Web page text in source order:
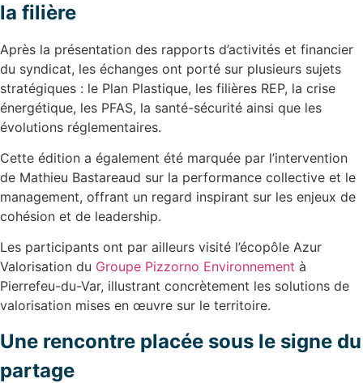
la filière
Après la présentation des rapports d’activités et financier
du syndicat, les échanges ont porté sur plusieurs sujets
stratégiques : le Plan Plastique, les filières REP, la crise
énergétique, les PFAS, la santé-sécurité ainsi que les
évolutions réglementaires.
Cette édition a également été marquée par l’intervention
de Mathieu Bastareaud sur la performance collective et le
management, offrant un regard inspirant sur les enjeux de
cohésion et de leadership.
Les participants ont par ailleurs visité l’écopôle Azur
Valorisation du Groupe Pizzorno Environnement à
Pierrefeu-du-Var, illustrant concrètement les solutions de
valorisation mises en œuvre sur le territoire.
Une rencontre placée sous le signe du
partage